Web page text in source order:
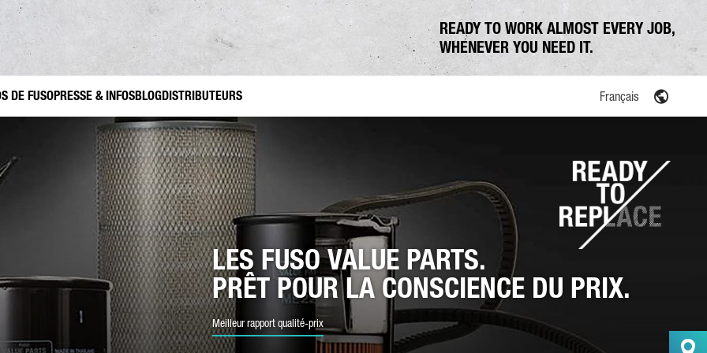
READY TO WORK ALMOST EVERY JOB,
WHENEVER YOU NEED IT.
Trafic de constructionJardinage et aménagement paysager
d’origine FUSO Canter TFIFUSO Value Parts
DE FUSOPRESSE & INFOSBLOGDISTRIBUTEURS Français
LES FUSO VALUE PARTS.
PRÊT POUR LA CONSCIENCE DU PRIX.
Meilleur rapport qualité-prix
BELGIUM CONTACT
avez d'autres questions ?
nous votre demande via ce formulaire de contact.
NOM DE FAMILLE*